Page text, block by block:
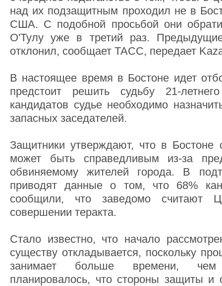
над их подзащитным проходил не в
США. С подобной просьбой они
О'Тулу уже в третий раз.
отклонил, сообщает ТАСС, передает
В настоящее время в Бостоне идет
предстоит решить судьбу 21-
кандидатов судье необходимо
запасных заседателей.
Защитники утверждают, что в
может быть справедливым из-за
обвиняемому жителей города. В
приводят данные о том, что 68%
сообщили, что заведомо считают
совершении теракта.
Стало известно, что начало
существу откладывается, поскольку
занимает больше времени,
планировалось, что стороны защиты и